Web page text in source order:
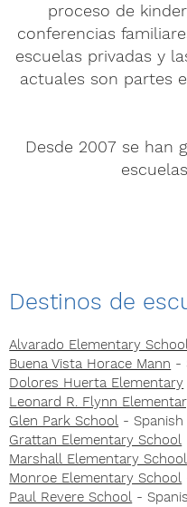
proceso de
conferencias
escuelas privadas y
actuales son partes
Desde 2007 se han
Destinos de
Alvarado Elementary
Buena Vista Horace Mann -
Dolores Huerta Elementary
Leonard R. Flynn
Glen Park School - Spanish
Grattan Elementary School
Marshall Elementary School
Monroe Elementary School
Paul Revere School -